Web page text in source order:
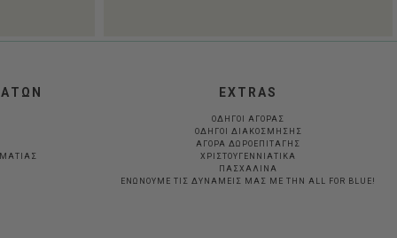
EXTRAS
ΟΔΗΓΟΙ ΑΓΟΡΑΣ
ΟΔΗΓΟΙ ΔΙΑΚΟΣΜΗΣΗΣ
ΑΓΟΡΑ ΔΩΡΟΕΠΙΤΑΓΗΣ
ΧΡΙΣΤΟΥΓΕΝΝΙΑΤΙΚΑ
ΠΑΣΧΑΛΙΝΑ
ΕΝΩΝΟΥΜΕ ΤΙΣ ΔΥΝΑΜΕΙΣ ΜΑΣ ΜΕ ΤΗΝ ALL FOR BLUE!